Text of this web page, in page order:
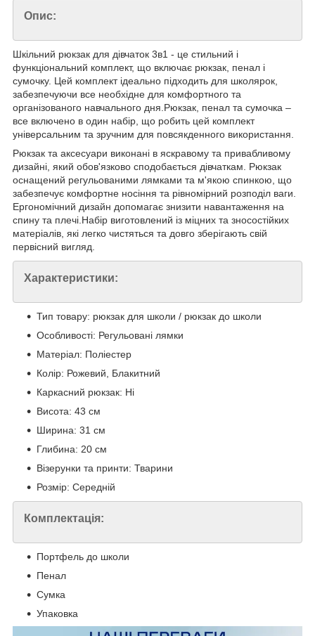
Опис:
Шкільний рюкзак для дівчаток 3в1 - це стильний і
функціональний комплект, що включає рюкзак, пенал і
сумочку. Цей комплект ідеально підходить для школярок,
забезпечуючи все необхідне для комфортного та
організованого навчального дня.Рюкзак, пенал та сумочка –
все включено в один набір, що робить цей комплект
універсальним та зручним для повсякденного використання.
Рюкзак та аксесуари виконані в яскравому та привабливому
дизайні, який обов'язково сподобається дівчаткам. Рюкзак
оснащений регульованими лямками та м'якою спинкою, що
забезпечує комфортне носіння та рівномірний розподіл ваги.
Ергономічний дизайн допомагає знизити навантаження на
спину та плечі.Набір виготовлений із міцних та зносостійких
матеріалів, які легко чистяться та довго зберігають свій
первісний вигляд.
Характеристики:
Тип товару: рюкзак для школи / рюкзак до школи
Особливості: Регульовані лямки
Матеріал: Поліестер
Колір: Рожевий, Блакитний
Каркасний рюкзак: Ні
Висота: 43 см
Ширина: 31 см
Глибина: 20 см
Візерунки та принти: Тварини
Розмір: Середній
Комплектація:
Портфель до школи
Пенал
Сумка
Упаковка